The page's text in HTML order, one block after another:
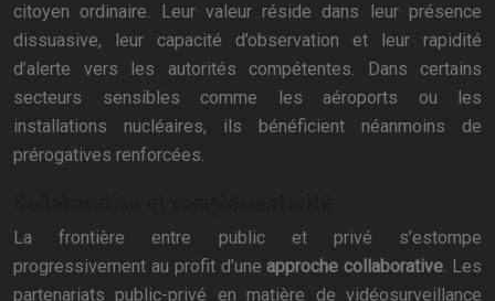
citoyen ordinaire. Leur valeur réside dans leur présence
dissuasive, leur capacité d’observation et leur rapidité
d’alerte vers les autorités compétentes. Dans certains
secteurs sensibles comme les aéroports ou les
installations nucléaires, ils bénéficient néanmoins de
prérogatives renforcées.
La frontière entre public et privé s’estompe
progressivement au profit d’une approche collaborative. Les
partenariats public-privé en matière de vidéosurveillance